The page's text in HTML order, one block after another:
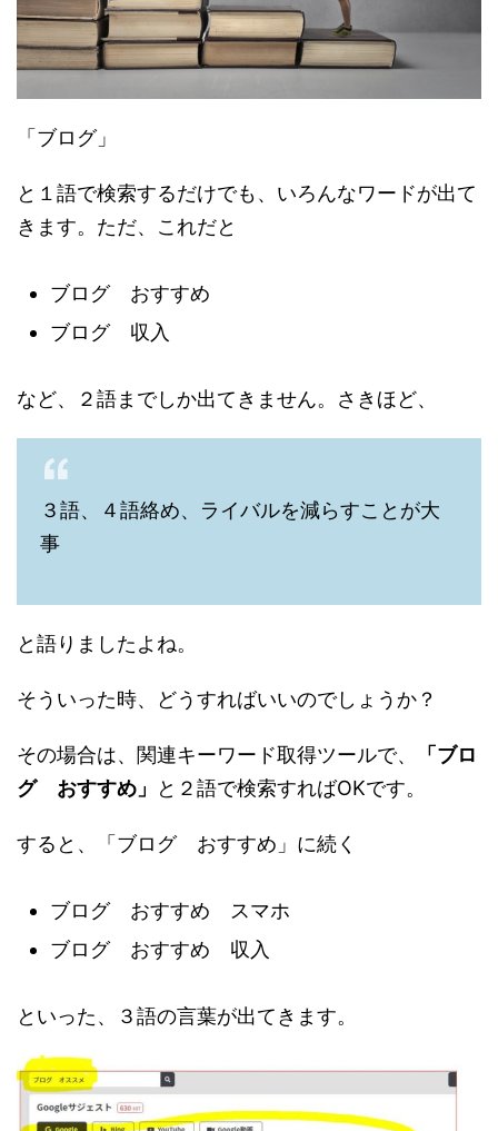
「ブログ」
と１語で検索するだけでも、いろんなワードが出て
きます。ただ、これだと
ブログ おすすめ
ブログ 収入
など、２語までしか出てきません。さきほど、
３語、４語絡め、ライバルを減らすことが大
事
と語りましたよね。
そういった時、どうすればいいのでしょうか？
その場合は、関連キーワード取得ツールで、
「ブロ
グ おすすめ」
と２語で検索すればOKです。
すると、「ブログ おすすめ」に続く
ブログ おすすめ スマホ
ブログ おすすめ 収入
といった、３語の言葉が出てきます。